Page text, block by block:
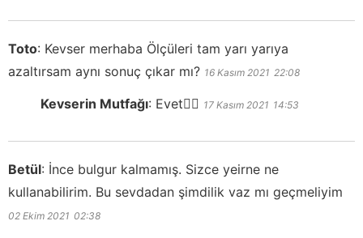
Toto: Kevser merhaba Ölçüleri tam yarı yarıya
azaltırsam aynı sonuç çıkar mı? 16 Kasım 2021 22:08
Kevserin Mutfağı: Evet👍🏻 17 Kasım 2021 14:53
Betül: İnce bulgur kalmamış. Sizce yeirne ne
kullanabilirim. Bu sevdadan şimdilik vaz mı geçmeliyim
02 Ekim 2021 02:38